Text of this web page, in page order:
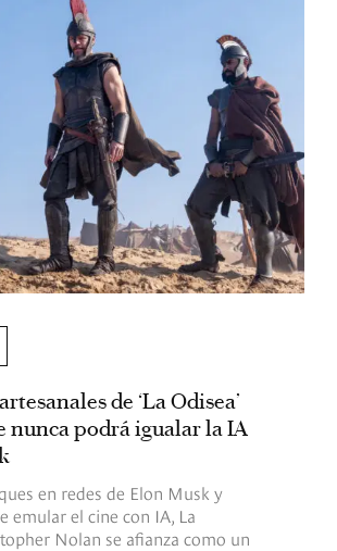
de ‘La Odisea’
nunca podrá igualar la IA
en redes de Elon Musk y
emular el cine con IA, La
Nolan se afianza como un